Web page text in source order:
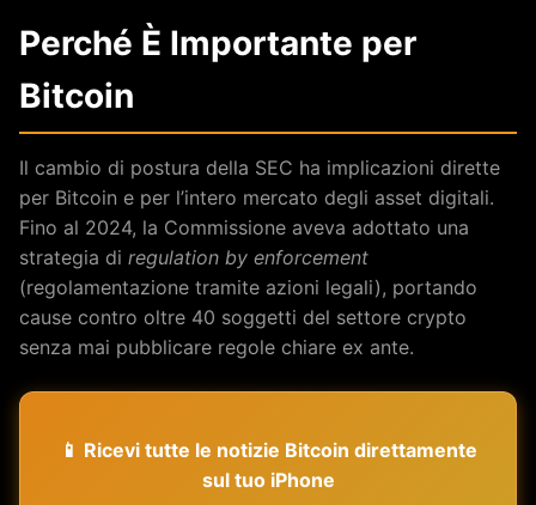
Perché È Importante per
Bitcoin
Il cambio di postura della SEC ha implicazioni dirette
per Bitcoin e per l’intero mercato degli asset digitali.
Fino al 2024, la Commissione aveva adottato una
strategia di regulation by enforcement
(regolamentazione tramite azioni legali), portando
cause contro oltre 40 soggetti del settore crypto
senza mai pubblicare regole chiare ex ante.
📱 Ricevi tutte le notizie Bitcoin direttamente
sul tuo iPhone